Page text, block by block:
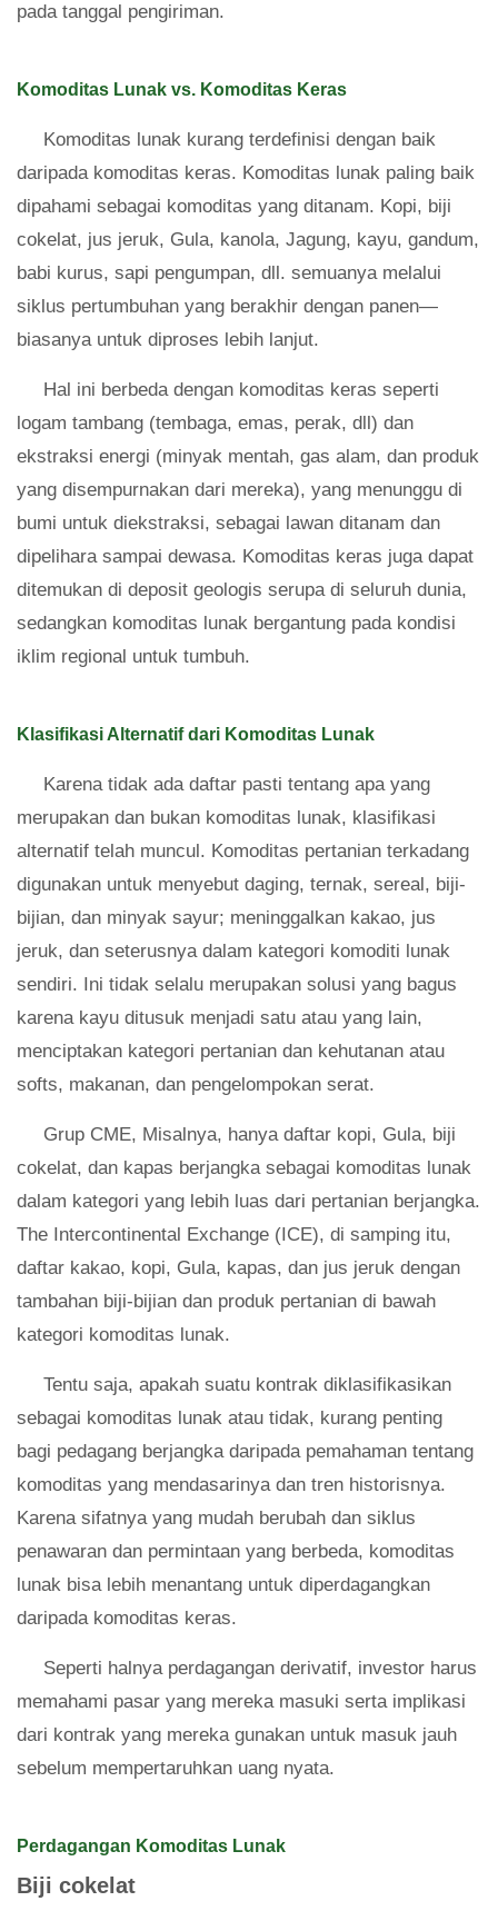
pada tanggal pengiriman.
Komoditas Lunak vs. Komoditas Keras
Komoditas lunak kurang terdefinisi dengan baik
daripada komoditas keras. Komoditas lunak paling baik
dipahami sebagai komoditas yang ditanam. Kopi, biji
cokelat, jus jeruk, Gula, kanola, Jagung, kayu, gandum,
babi kurus, sapi pengumpan, dll. semuanya melalui
siklus pertumbuhan yang berakhir dengan panen—
biasanya untuk diproses lebih lanjut.
Hal ini berbeda dengan komoditas keras seperti
logam tambang (tembaga, emas, perak, dll) dan
ekstraksi energi (minyak mentah, gas alam, dan produk
yang disempurnakan dari mereka), yang menunggu di
bumi untuk diekstraksi, sebagai lawan ditanam dan
dipelihara sampai dewasa. Komoditas keras juga dapat
ditemukan di deposit geologis serupa di seluruh dunia,
sedangkan komoditas lunak bergantung pada kondisi
iklim regional untuk tumbuh.
Klasifikasi Alternatif dari Komoditas Lunak
Karena tidak ada daftar pasti tentang apa yang
merupakan dan bukan komoditas lunak, klasifikasi
alternatif telah muncul. Komoditas pertanian terkadang
digunakan untuk menyebut daging, ternak, sereal, biji-
bijian, dan minyak sayur; meninggalkan kakao, jus
jeruk, dan seterusnya dalam kategori komoditi lunak
sendiri. Ini tidak selalu merupakan solusi yang bagus
karena kayu ditusuk menjadi satu atau yang lain,
menciptakan kategori pertanian dan kehutanan atau
softs, makanan, dan pengelompokan serat.
Grup CME, Misalnya, hanya daftar kopi, Gula, biji
cokelat, dan kapas berjangka sebagai komoditas lunak
dalam kategori yang lebih luas dari pertanian berjangka.
The Intercontinental Exchange (ICE), di samping itu,
daftar kakao, kopi, Gula, kapas, dan jus jeruk dengan
tambahan biji-bijian dan produk pertanian di bawah
kategori komoditas lunak.
Tentu saja, apakah suatu kontrak diklasifikasikan
sebagai komoditas lunak atau tidak, kurang penting
bagi pedagang berjangka daripada pemahaman tentang
komoditas yang mendasarinya dan tren historisnya.
Karena sifatnya yang mudah berubah dan siklus
penawaran dan permintaan yang berbeda, komoditas
lunak bisa lebih menantang untuk diperdagangkan
daripada komoditas keras.
Seperti halnya perdagangan derivatif, investor harus
memahami pasar yang mereka masuki serta implikasi
dari kontrak yang mereka gunakan untuk masuk jauh
sebelum mempertaruhkan uang nyata.
Perdagangan Komoditas Lunak
Biji cokelat